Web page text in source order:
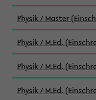
Physik / Master
Physik / M.Ed.
Physik / M.Ed.
Physik / M.Ed.